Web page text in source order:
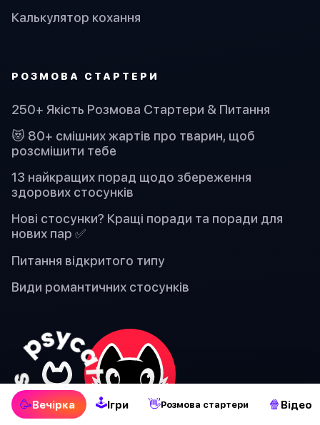
🥳Вечірка 🕹Ігри 👋Pозмова стартери 🍿 Відео
Калькулятор кохання
PОЗМОВА СТАРТЕРИ
250+ Якість Розмова Стартери & Питання
😻 80+ смішних жартів про тварин, щоб
розсмішити тебе
13 найкращих порад щодо збереження
здорових стосунків
Нові стосунки? Кращі поради та поради для
нових пар ✅
Питання відкритого типу
Види романтичних стосунків